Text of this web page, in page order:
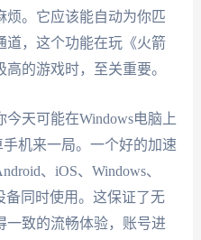
烦。它应该能自动为你匹
道，这个功能在玩《火箭
的游戏时，至关重要。
天可能在Windows电脑上
机来一局。一个好的加速
、iOS、Windows、
备同时使用。这保证了无
一致的流畅体验，账号进